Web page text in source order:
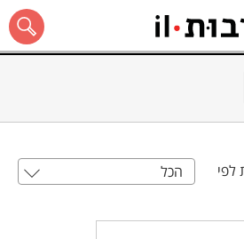
לפי הכל